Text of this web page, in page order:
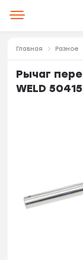
Главная Разное
Рычаг
WELD